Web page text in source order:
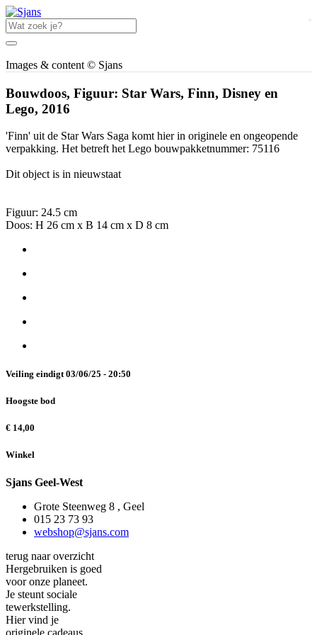
Images & content © Sjans
Bouwdoos, Figuur: Star Wars, Finn, Disney en
Lego, 2016
'Finn' uit de Star Wars Saga komt hier in originele en ongeopende
verpakking. Het betreft het Lego bouwpakketnummer: 75116
Dit object is in nieuwstaat
Figuur: 24.5 cm
Doos: H 26 cm x B 14 cm x D 8 cm
Veiling eindigt 03/06/25 - 20:50
Hoogste bod
€ 14,00
Winkel
Sjans Geel-West
Grote Steenweg 8 , Geel
015 23 73 93
webshop@sjans.com
terug naar overzicht
Hergebruiken is goed
voor onze planeet.
Je steunt sociale
tewerkstelling.
Hier vind je